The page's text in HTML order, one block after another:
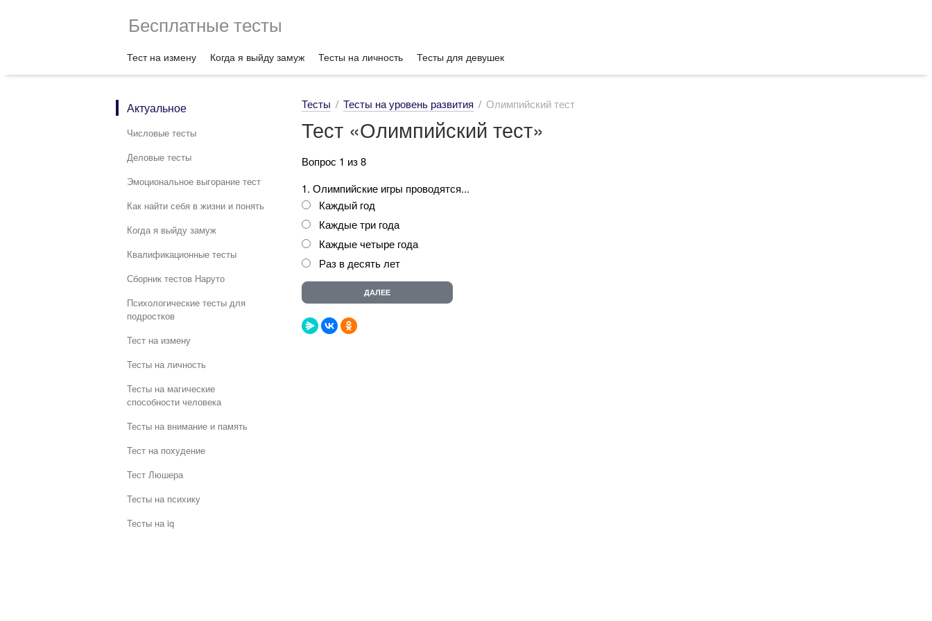
Бесплатные тесты
Тест на измену Когда я выйду замуж Тесты на личность Тесты для девушек
Актуальное
Числовые тесты
Деловые тесты
Эмоциональное выгорание тест
Как найти себя в жизни и понять
Когда я выйду замуж
Квалификационные тесты
Сборник тестов Наруто
Психологические тесты для
подростков
Тест на измену
Тесты на личность
Тесты на магические
способности человека
Тесты на внимание и память
Тест на похудение
Тест Люшера
Тесты на психику
Тесты на iq
Тесты Тесты на уровень развития Олимпийский тест
Тест «Олимпийский тест»
Вопрос 1 из 8
1. Олимпийские игры проводятся...
Каждый год
Каждые три года
Каждые четыре года
Раз в десять лет